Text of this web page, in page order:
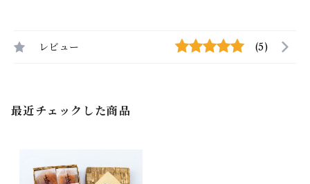
レビュー (5)
最近チェックした商品